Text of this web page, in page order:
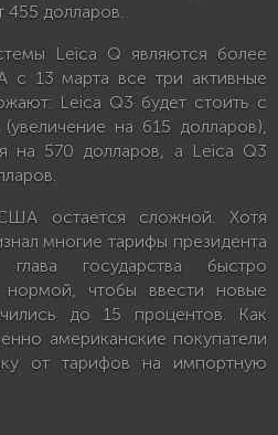
455 долларов.
Leica Q являются более
13 марта все три активные
Leica Q3 будет стоить с
на 615 долларов),
на 570 долларов, а Leica Q3
остается сложной. Хотя
многие тарифы президента
государства быстро
нормой, чтобы ввести новые
до 15 процентов. Как
американские покупатели
от тарифов на импортную